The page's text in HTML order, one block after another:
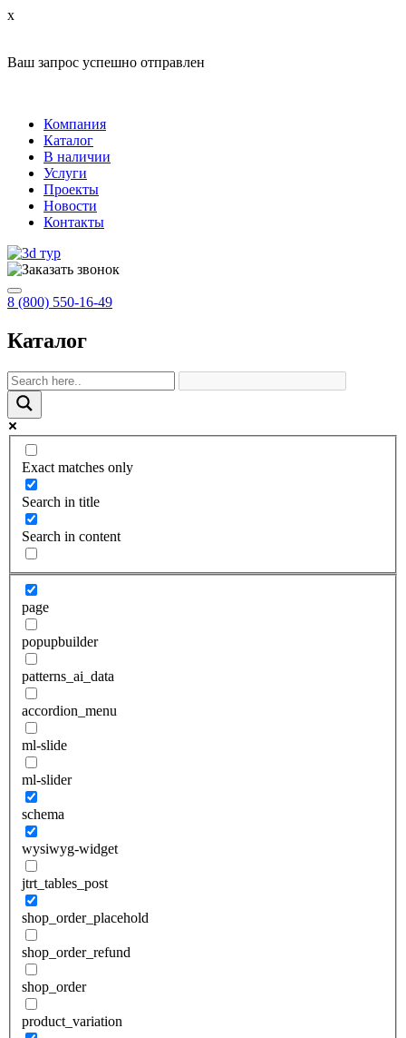
x
Ваш запрос успешно отправлен
Компания
Каталог
В наличии
Услуги
Проекты
Новости
Контакты
8 (800) 550-16-49
Каталог
Exact matches only
Search in title
Search in content
page
popupbuilder
patterns_ai_data
accordion_menu
ml-slide
ml-slider
schema
wysiwyg-widget
jtrt_tables_post
shop_order_placehold
shop_order_refund
shop_order
product_variation